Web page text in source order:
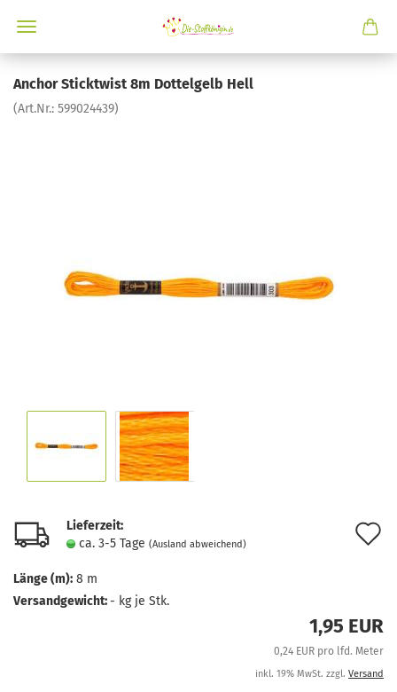
Anchor Sticktwist 8m Dottelgelb Hell
(Art.Nr.: 599024439)
Lieferzeit:
ca. 3-5 Tage (Ausland abweichend)
Länge (m): 8 m
Versandgewicht:- kg je Stk.
1,95 EUR
0,24 EUR pro lfd. Meter
inkl. 19% MwSt. zzgl. Versand